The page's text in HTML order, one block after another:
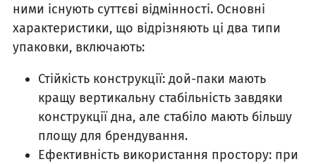
ними існують суттєві відмінності. Основні
характеристики, що відрізняють ці два типи
упаковки, включають:
Стійкість конструкції: дой-паки мають
кращу вертикальну стабільність завдяки
конструкції дна, але стабіло мають більшу
площу для брендування.
Ефективність використання простору: при